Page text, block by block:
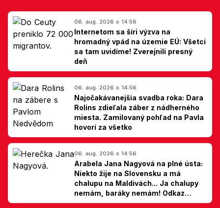
06. aug. 2026 o 14:56
Internetom sa šíri výzva na
hromadný vpád na územie EÚ: Všetci
sa tam uvidíme! Zverejnili presný
deň
06. aug. 2026 o 14:56
Najočakávanejšia svadba roka: Dara
Rolins zdieľala záber z nádherného
miesta. Zamilovaný pohľad na Pavla
hovorí za všetko
06. aug. 2026 o 14:56
Arabela Jana Nagyová na plné ústa:
Niekto žije na Slovensku a má
chalupu na Maldivách... Ja chalupy
nemám, baráky nemám! Odkaz
Slovákom